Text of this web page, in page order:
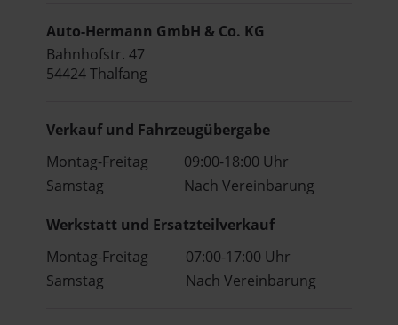
Auto-Hermann GmbH & Co. KG
Bahnhofstr. 47
54424 Thalfang
Verkauf und Fahrzeugübergabe
Montag-Freitag
09:00-18:00 Uhr
Samstag
Nach Vereinbarung
Werkstatt und Ersatzteilverkauf
Montag-Freitag
07:00-17:00 Uhr
Samstag
Nach Vereinbarung